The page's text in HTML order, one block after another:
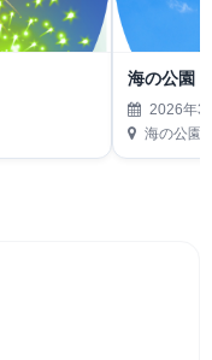
海の公園
2026年3
海の公園